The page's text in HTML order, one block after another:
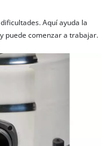
Aquí ayuda la
puede comenzar a trabajar.